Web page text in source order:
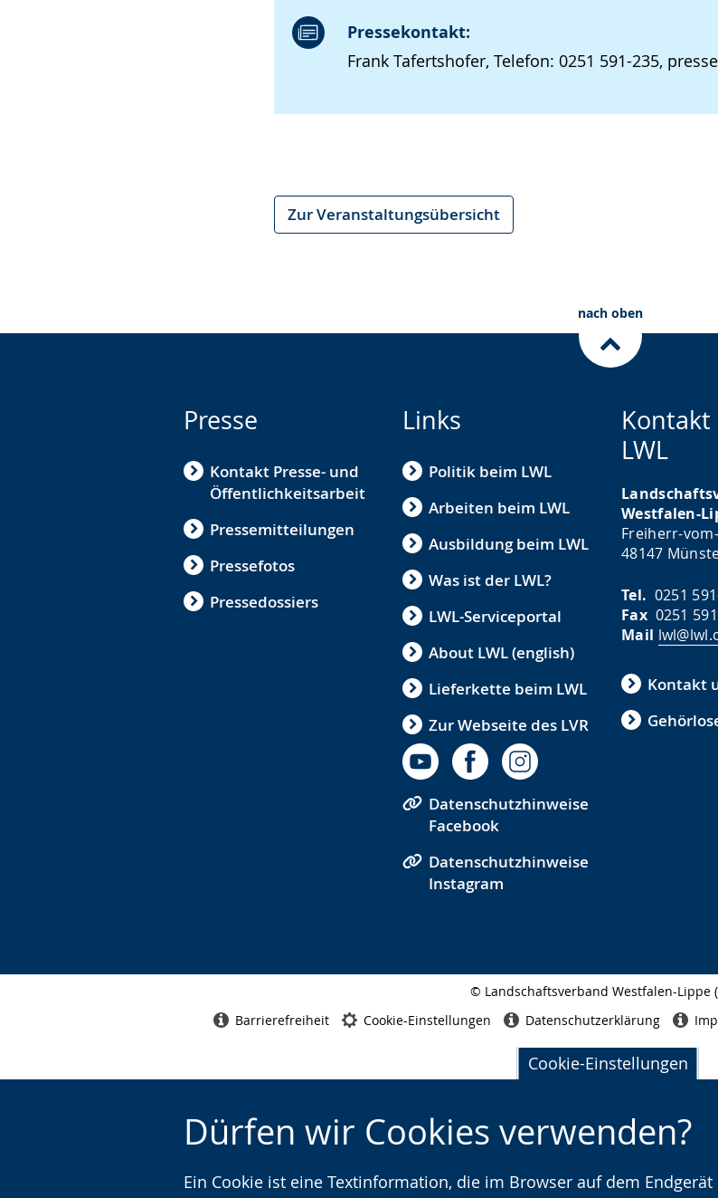
Cookie-Einstellungen
Dürfen wir Cookies verwenden?
Ein Cookie ist eine Textinformation, die im Browser auf dem
Pressekontakt:
Frank Tafertshofer, Telefon: 0251 591-235,
Zur Veranstaltungsübersicht
nach oben
Presse
Kontakt Presse- und
Öffentlichkeitsarbeit
Pressemitteilungen
Pressefotos
Pressedossiers
Links
Politik beim LWL
Arbeiten beim LWL
Ausbildung beim LWL
Was ist der LWL?
LWL-Serviceportal
About LWL (english)
Lieferkette beim LWL
Zur Webseite des LVR
Datenschutzhinweise
Facebook
Datenschutzhinweise
Instagram
Kontakt
LWL
Westfalen-
Freiherr-
48147
Tel. 0251
Fax0251
Mail
Kontakt
© Landschaftsverband Westfalen-Lippe
Barrierefreiheit Cookie-Einstellungen Datenschutzerklärung